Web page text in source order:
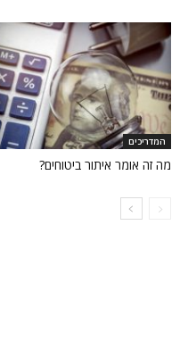
המדריכים
מה זה אומר איתור ביטוחים?